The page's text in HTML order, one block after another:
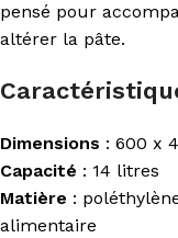
pensé pour
altérer la pâte.
Dimensions : 600 x
Capacité : 14 litres
Matière :
alimentaire